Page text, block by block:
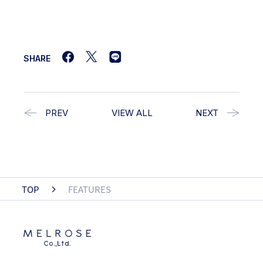
SHARE
PREV VIEW ALL NEXT
TOP FEATURES